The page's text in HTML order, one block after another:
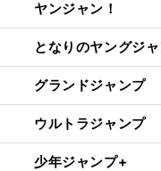
ヤンジャン！
となりのヤングジ
グランドジャンプ
ウルトラジャンプ
少年ジャンプ+